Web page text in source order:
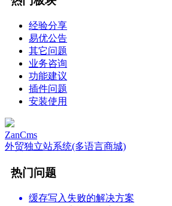
经验分享
易优公告
其它问题
业务咨询
功能建议
插件问题
安装使用
ZanCms
外贸独立站系统(多语言商城)
热门问题
缓存写入失败的解决方案